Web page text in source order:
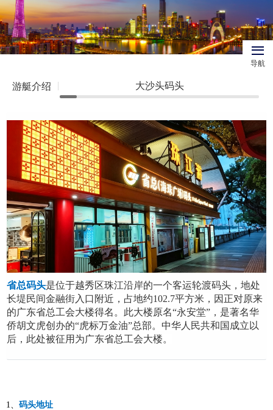
导航
游艇介绍 大沙头码头
省总码头是位于越秀区珠江沿岸的一个客运轮渡码头，地处
长堤民间金融街入口附近，占地约102.7平方米，因正对原来
的广东省总工会大楼得名。此大楼原名“永安堂”，是著名华
侨胡文虎创办的“虎标万金油”总部。中华人民共和国成立以
后，此处被征用为广东省总工会大楼。
1、 码头地址